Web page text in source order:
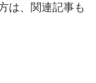
は、関連記事も